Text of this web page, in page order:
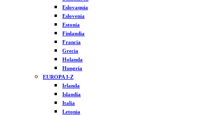
Eslovaquia
Eslovenia
Estonia
Finlandia
Francia
Grecia
Holanda
Hungría
EUROPA I-Z
Irlanda
Islandia
Italia
Letonia